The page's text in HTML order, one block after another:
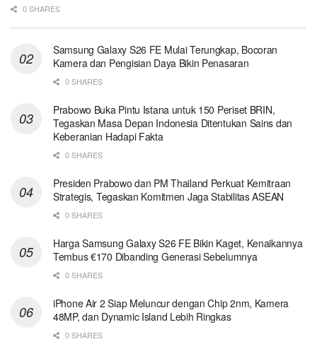
0 SHARES
Samsung Galaxy S26 FE Mulai Terungkap, Bocoran
Kamera dan Pengisian Daya Bikin Penasaran
0 SHARES
Prabowo Buka Pintu Istana untuk 150 Periset BRIN,
Tegaskan Masa Depan Indonesia Ditentukan Sains dan
Keberanian Hadapi Fakta
0 SHARES
Presiden Prabowo dan PM Thailand Perkuat Kemitraan
Strategis, Tegaskan Komitmen Jaga Stabilitas ASEAN
0 SHARES
Harga Samsung Galaxy S26 FE Bikin Kaget, Kenaikannya
Tembus €170 Dibanding Generasi Sebelumnya
0 SHARES
iPhone Air 2 Siap Meluncur dengan Chip 2nm, Kamera
48MP, dan Dynamic Island Lebih Ringkas
0 SHARES